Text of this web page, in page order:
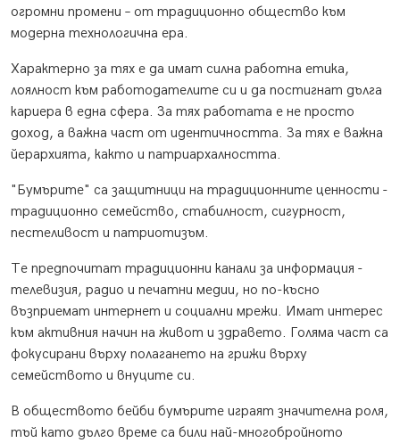
огромни промени – от традиционно общество към
модерна технологична ера.
Характерно за тях е да имат силна работна етика,
лоялност към работодателите си и да постигнат дълга
кариера в една сфера. За тях работата е не просто
доход, а важна част от идентичността. За тях е важна
йерархията, както и патриархалността.
"Бумърите" са защитници на традиционните ценности -
традиционно семейство, стабилност, сигурност,
пестеливост и патриотизъм.
Те предпочитат традиционни канали за информация -
телевизия, радио и печатни медии, но по-късно
възприемат интернет и социални мрежи. Имат интерес
към активния начин на живот и здравето. Голяма част са
фокусирани върху полагането на грижи върху
семейството и внуците си.
В обществото бейби бумърите играят значителна роля,
тъй като дълго време са били най-многобройното